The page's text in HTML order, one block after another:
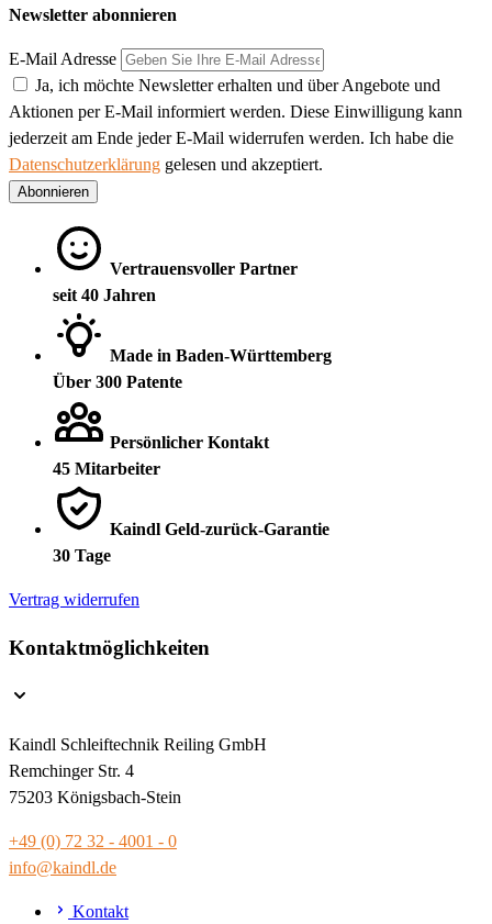
Newsletter abonnieren
E-Mail Adresse
Ja, ich möchte Newsletter erhalten und über Angebote und
Aktionen per E-Mail informiert werden. Diese Einwilligung kann
jederzeit am Ende jeder E-Mail widerrufen werden. Ich habe die
Datenschutzerklärung gelesen und akzeptiert.
Abonnieren
Vertrauensvoller Partner
seit 40 Jahren
Made in Baden-Württemberg
Über 300 Patente
Persönlicher Kontakt
45 Mitarbeiter
Kaindl Geld-zurück-Garantie
30 Tage
Vertrag widerrufen
Kontaktmöglichkeiten
Kaindl Schleiftechnik Reiling GmbH
Remchinger Str. 4
75203 Königsbach-Stein
+49 (0) 72 32 - 4001 - 0
info@kaindl.de
Kontakt